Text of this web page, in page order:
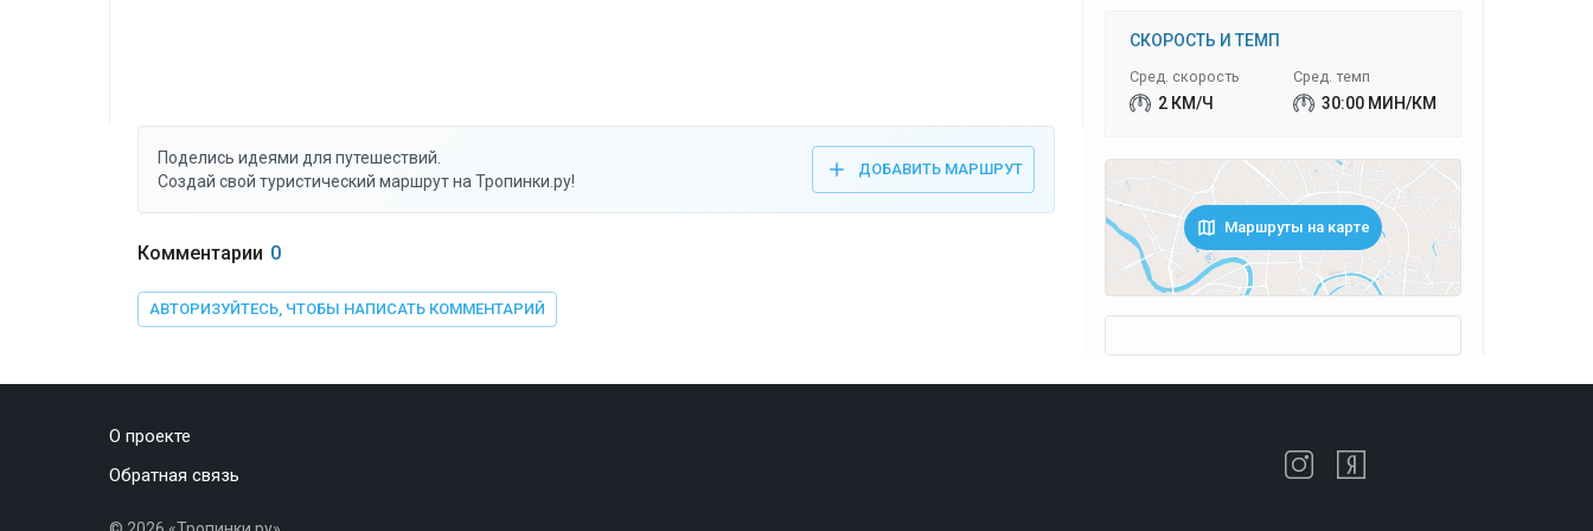
Поделись идеями для путешествий.
Создай свой туристический маршрут на Тропинки.ру!
ДОБАВИТЬ МАРШРУТ
Комментарии 0
АВТОРИЗУЙТЕСЬ, ЧТОБЫ НАПИСАТЬ КОММЕНТАРИЙ
СКОРОСТЬ И ТЕМП
Сред. скорость
2 КМ/Ч
Сред. темп
30:00 МИН/КМ
Маршруты на карте
О проекте
Обратная связь